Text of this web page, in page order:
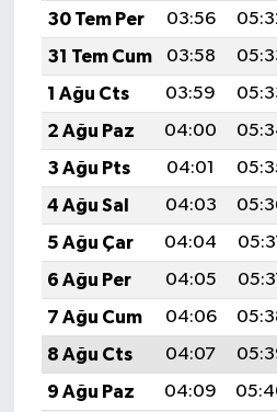
30 Tem Per
03:56
31 Tem Cum
03:58
1 Ağu Cts
03:59
2 Ağu Paz
04:00
3 Ağu Pts
04:01
4 Ağu Sal
04:03
5 Ağu Çar
04:04
6 Ağu Per
04:05
7 Ağu Cum
04:06
8 Ağu Cts
04:07
9 Ağu Paz
04:09